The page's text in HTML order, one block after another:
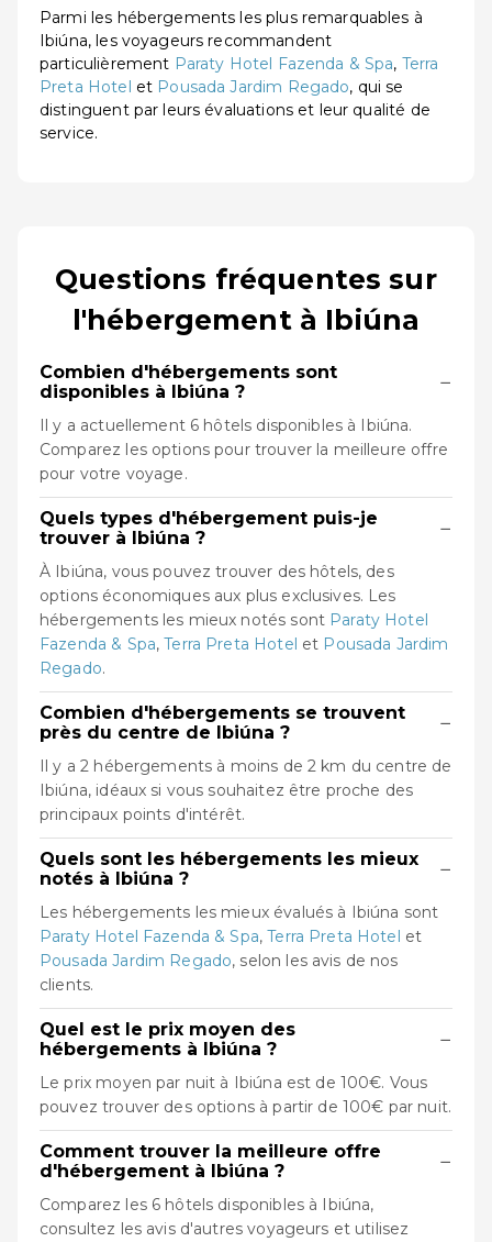
Parmi les hébergements les plus remarquables à
Ibiúna, les voyageurs recommandent
particulièrement Paraty Hotel Fazenda & Spa, Terra
Preta Hotel et Pousada Jardim Regado, qui se
distinguent par leurs évaluations et leur qualité de
service.
Questions fréquentes sur
l'hébergement à Ibiúna
Combien d'hébergements sont
disponibles à Ibiúna ?
−
Il y a actuellement 6 hôtels disponibles à Ibiúna.
Comparez les options pour trouver la meilleure offre
pour votre voyage.
Quels types d'hébergement puis-je
trouver à Ibiúna ?
−
À Ibiúna, vous pouvez trouver des hôtels, des
options économiques aux plus exclusives. Les
hébergements les mieux notés sont Paraty Hotel
Fazenda & Spa,Terra Preta Hotel et Pousada Jardim
Regado.
Combien d'hébergements se trouvent
près du centre de Ibiúna ?
−
Il y a 2 hébergements à moins de 2 km du centre de
Ibiúna, idéaux si vous souhaitez être proche des
principaux points d'intérêt.
Quels sont les hébergements les mieux
notés à Ibiúna ?
−
Les hébergements les mieux évalués à Ibiúna sont
Paraty Hotel Fazenda & Spa,Terra Preta Hotel et
Pousada Jardim Regado, selon les avis de nos
clients.
Quel est le prix moyen des
hébergements à Ibiúna ?
−
Le prix moyen par nuit à Ibiúna est de 100€. Vous
pouvez trouver des options à partir de 100€ par nuit.
Comment trouver la meilleure offre
d'hébergement à Ibiúna ?
−
Comparez les 6 hôtels disponibles à Ibiúna,
consultez les avis d'autres voyageurs et utilisez